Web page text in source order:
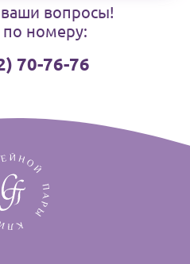
вопросы!
по номеру:
70-76-76